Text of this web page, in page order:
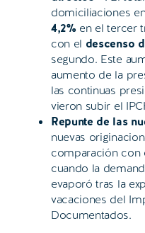
domiciliaciones
4,2%en el tercer
con el descenso
segundo. Este
aumento de la
las continuas
vieron subir el
Repunte de las
nuevas
comparación con
cuando la
evaporó tras la
vacaciones del
Documentados.